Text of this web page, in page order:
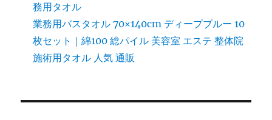
務用タオル
業務用バスタオル 70×140cm ディープブルー 10
枚セット｜綿100 総パイル 美容室 エステ 整体院
施術用タオル 人気 通販